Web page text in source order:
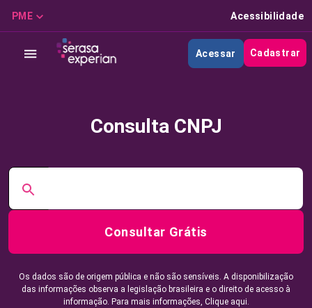
PME Acessibilidade
Acessar Cadastrar
Consulta CNPJ
Consultar Grátis
Os dados são de origem pública e não são sensíveis. A disponibilização
das informações observa a legislação brasileira e o direito de acesso à
informação. Para mais informações, Clique aqui.